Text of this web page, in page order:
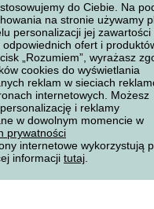
do Ciebie. Na
na stronie używamy
personalizacji jej zawartości
ofert i
„Rozumiem”, wyrażasz
cookies do wyświetlania
reklam w sieciach
internetowych. Możesz
i reklamy
w dowolnym momencie w
prywatności
internetowe wykorzystują
informacji tutaj
transportu
sklep